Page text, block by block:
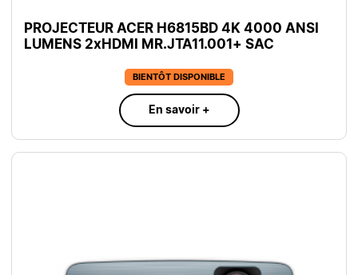
PROJECTEUR ACER H6815BD 4K 4000 ANSI
LUMENS 2xHDMI MR.JTA11.001+ SAC
BIENTÔT DISPONIBLE
En savoir +